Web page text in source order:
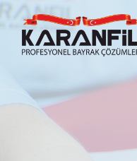
Karanfil